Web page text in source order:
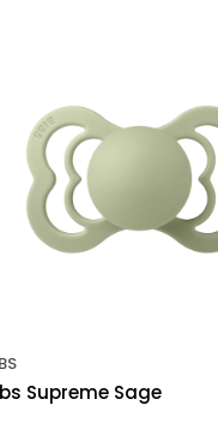
Supreme Sage